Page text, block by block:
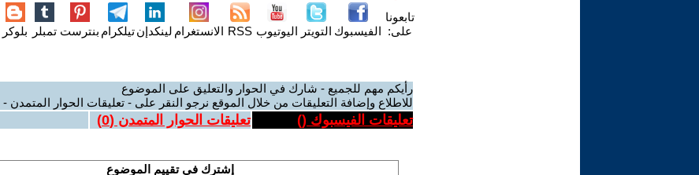
تابعونا
على: الفيسبوك التويتر اليوتيوب RSS الانستغرام لينكدإنتيلكرام بنترست تمبلر بلوكر
رأيكم مهم للجميع - شارك في الحوار والتعليق على الموضوع
للاطلاع وإضافة التعليقات من خلال الموقع نرجو النقر على - تعليقات الحوار المتمدن -
تعليقات الفيسبوك () تعليقات الحوار المتمدن (0
)